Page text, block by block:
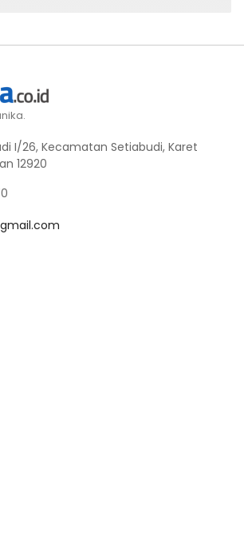
I/26, Kecamatan Setiabudi, Karet
12920